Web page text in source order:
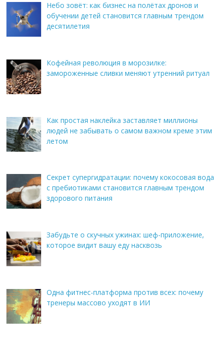
Небо зовёт: как бизнес на полётах дронов и
обучении детей становится главным трендом
десятилетия
Кофейная революция в морозилке:
замороженные сливки меняют утренний ритуал
Как простая наклейка заставляет миллионы
людей не забывать о самом важном креме этим
летом
Секрет супергидратации: почему кокосовая вода
с пребиотиками становится главным трендом
здорового питания
Забудьте о скучных ужинах: шеф-приложение,
которое видит вашу еду насквозь
Одна фитнес-платформа против всех: почему
тренеры массово уходят в ИИ